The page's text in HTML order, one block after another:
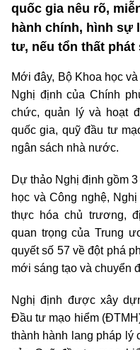
quốc gia nêu rõ,
hành chính, hình sự
tư, nếu tổn thất phát
Mới đây, Bộ Khoa học
Nghị định của Chính
chức, quản lý và hoạt
quốc gia, quỹ đầu tư
ngân sách nhà nước.
Dự thảo Nghị định gồm
học và Công nghệ,
thực hóa chủ trương,
quan trọng của Trung
quyết số 57 về đột phá
mới sáng tạo và chuyển
Nghị định được xây
Đầu tư mạo hiểm
thành hành lang pháp lý